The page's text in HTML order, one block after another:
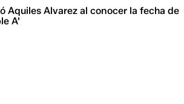
Aquiles Alvarez al conocer la fecha de
A'